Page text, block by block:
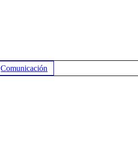
Comunicación